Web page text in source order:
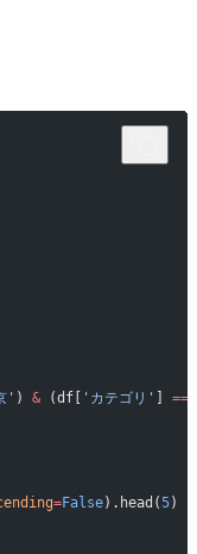
' ) & (df[ 'カテゴリ' ==
=False).head(5)